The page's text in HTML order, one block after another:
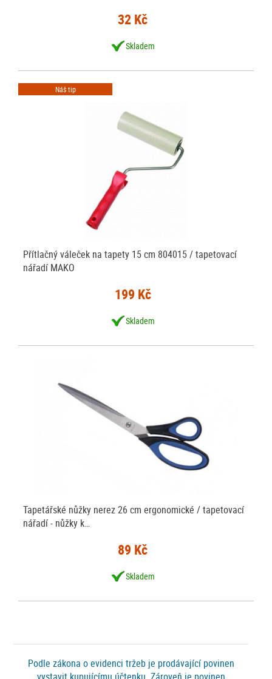
32 Kč
Skladem
Náš tip
Přítlačný váleček na tapety 15 cm 804015 / tapetovací
nářadí MAKO
199 Kč
Skladem
Tapetářské nůžky nerez 26 cm ergonomické / tapetovací
nářadí - nůžky k…
89 Kč
Skladem
Podle zákona o evidenci tržeb je prodávající povinen
vystavit kupujícímu účtenku. Zároveň je povinen